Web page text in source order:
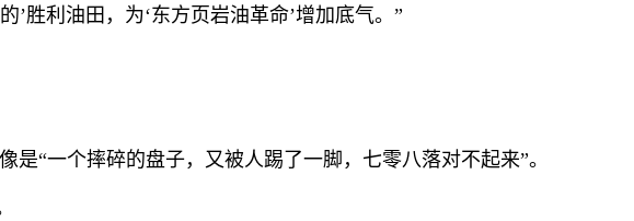
胜利油田，为‘东方页岩油革命’增加底气。”
“一个摔碎的盘子，又被人踢了一脚，七零八落对不起来”。